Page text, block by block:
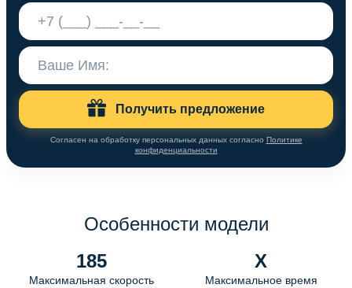
Получить предложение
Согласен на обработку персональных данных согласно Политике
конфиденциальности
Особенности модели
185
Максимальная скорость
X
Максимальное время